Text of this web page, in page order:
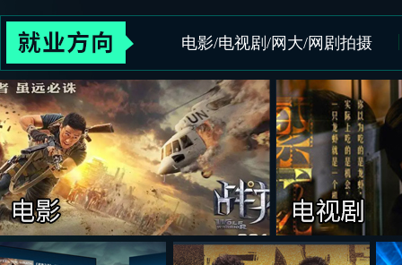
电影/电视剧/网大/网剧拍摄